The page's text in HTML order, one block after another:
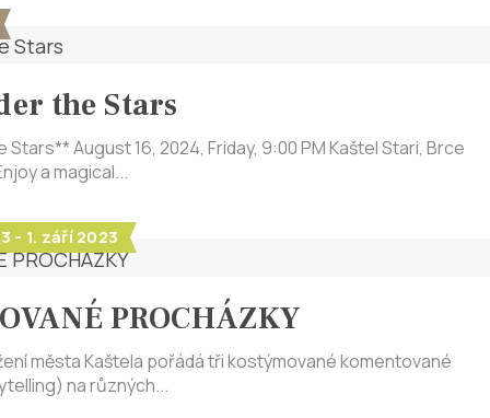
the Stars
Stars** August 16, 2024, Friday, 9:00 PM Kaštel Stari, Brce
a magical...
- 1. září 2023
PROCHÁZKY
města Kaštela pořádá tři kostýmované komentované
na různých...